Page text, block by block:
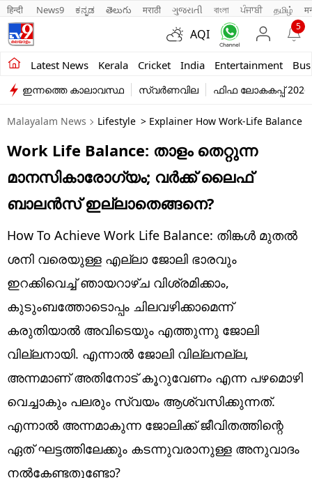
हिन्दी News9 ಕನ್ನಡ తెలుగు मराठी ગુજરાતી বাংলা ਪੰਜਾਬੀ தமிழ்
AQI
5
Latest News Kerala Cricket India Entertainment
Kerala
India
Entertainment
Business
Education
Lifestyle
world
Technology
Religion
Web Story
Photo
Short Videos
ഇന്നത്തെ കാലാവസ്ഥ സ്വർണവില ഫിഫ ലോകകപ്പ് 2026
Malayalam News Lifestyle > Explainer How Work-Life Balance
Work Life Balance: താളം തെറ്റുന്ന
മാനസികാരോഗ്യം; വർക്ക് ലൈഫ്
ബാലൻസ് ഇല്ലാതെങ്ങനെ?
How To Achieve Work Life Balance: തിങ്കള്‍ മുതല്‍
ശനി വരെയുള്ള എല്ലാ ജോലി ഭാരവും
ഇറക്കിവെച്ച് ഞായറാഴ്ച വിശ്രമിക്കാം,
കുടുംബത്തോടൊപ്പം ചിലവഴിക്കാമെന്ന്
കരുതിയാല്‍ അവിടെയും എത്തുന്നു ജോലി
വില്ലനായി. എന്നാല്‍ ജോലി വില്ലനല്ല,
അന്നമാണ് അതിനോട് കൂറുവേണം എന്ന പഴമൊഴി
വെച്ചാകും പലരും സ്വയം ആശ്വസിക്കുന്നത്.
എന്നാല്‍ അന്നമാകുന്ന ജോലിക്ക് ജീവിതത്തിന്റെ
ഏത് ഘട്ടത്തിലേക്കും കടന്നുവരാനുള്ള അനുവാദം
നല്‍കേണ്ടതുണ്ടോ?